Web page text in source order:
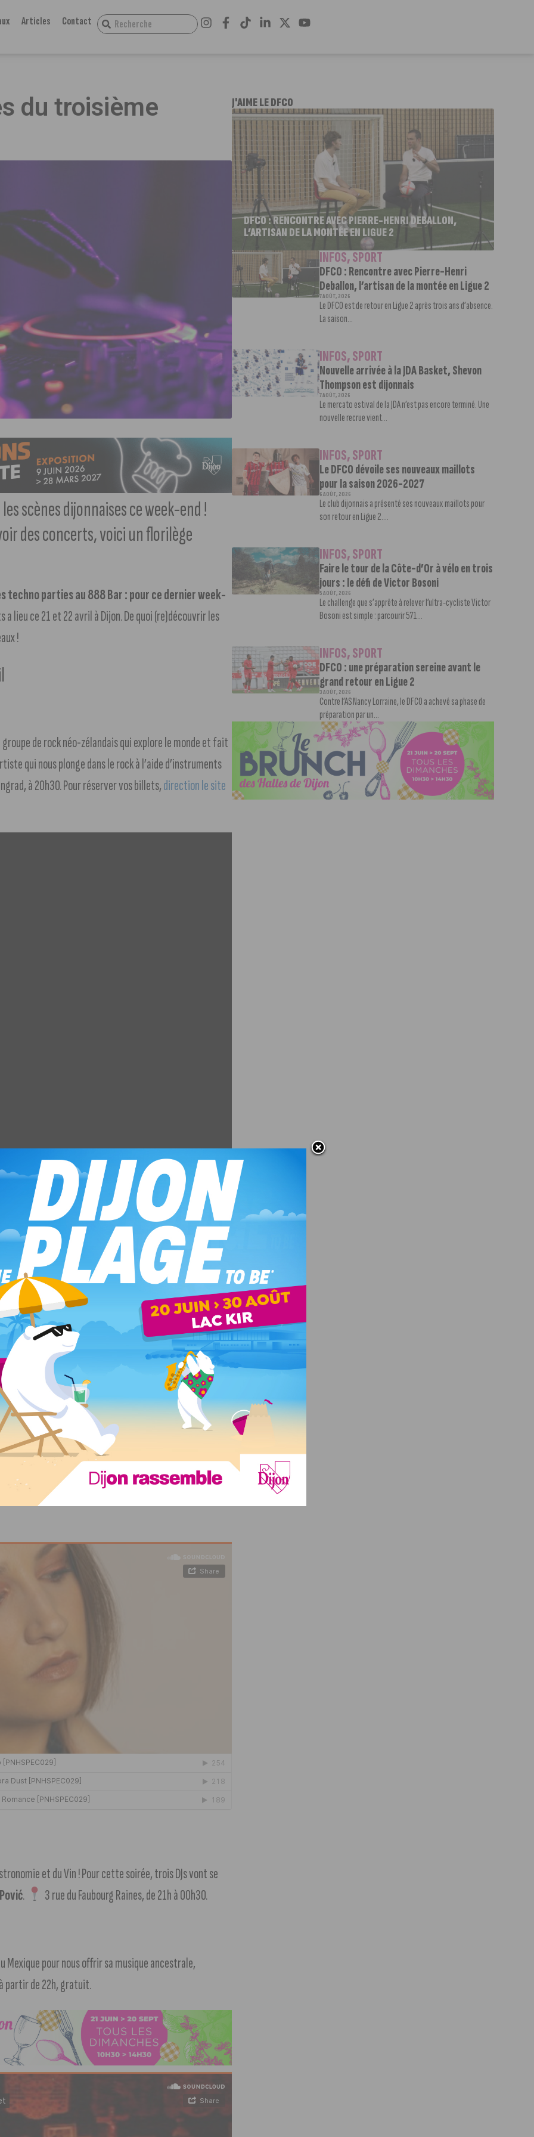
Articles Contact
du troisième
scènes dijonnaises ce week-end !
des concerts, voici un florilège
techno parties au 888 Bar : pour ce dernier week-
lieu ce 21 et 22 avril à Dijon. De quoi (re)découvrir les
!
groupe de rock néo-zélandais qui explore le monde et fait
qui nous plonge dans le rock à l’aide d’instruments
à 20h30. Pour réserver vos billets,direction le site
qui veulent faire connaître leur musique,vous
productions.
112 rue Monge, à 20h. Entrée
Duchene(qui conjugue sonorités tropicales et
la techno et la house) et la Dijonnaise Enaxela(un
de zouk, de musiques italiennes et de bossa nova).
lisez notre article sur SIRK # 8 pour avoir plus
à 1h30. Pour obtenir vos billets,
et du Vin ! Pour cette soirée, trois DJs vont se
Pović. 3 rue du Faubourg Raines, de 21h à 00h30.
pour nous offrir sa musique ancestrale,
partir de 22h, gratuit.
J'AIME LE DFCO
DFCO : RENCONTRE AVEC PIERRE-HENRI DEBALLON,
L’ARTISAN DE LA MONTÉE EN LIGUE 2
INFOS,SPORT
DFCO : Rencontre avec Pierre-Henri
Deballon, l’artisan de la montée en Ligue 2
7 AOÛT, 2026
Le DFCO est de retour en Ligue 2 après trois ans d’absence.
La saison...
INFOS,SPORT
Nouvelle arrivée à la JDA Basket, Shevon
Thompson est dijonnais
7 AOÛT, 2026
Le mercato estival de la JDA n’est pas encore terminé. Une
nouvelle recrue vient...
INFOS,SPORT
Le DFCO dévoile ses nouveaux maillots
pour la saison 2026-2027
6 AOÛT, 2026
Le club dijonnais a présenté ses nouveaux maillots pour
son retour en Ligue 2....
INFOS,SPORT
Faire le tour de la Côte-d’Or à vélo en trois
jours : le défi de Victor Bosoni
5 AOÛT, 2026
Le challenge que s’apprête à relever l’ultra-cycliste Victor
Bosoni est simple : parcourir 571...
INFOS,SPORT
DFCO : une préparation sereine avant le
grand retour en Ligue 2
3 AOÛT, 2026
Contre l’AS Nancy Lorraine, le DFCO a achevé sa phase de
préparation par un...